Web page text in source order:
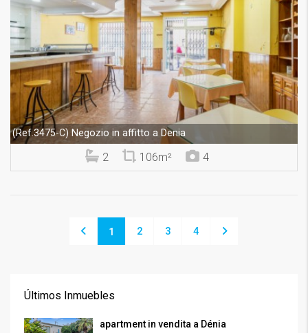
(Ref.3475-C) Negozio in affitto a Denia
2 106m² 4
1 2 3 4
Últimos Inmuebles
apartment in vendita a Dénia